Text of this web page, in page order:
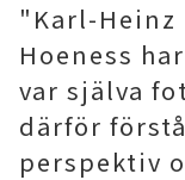
"Karl-Heinz
Hoeness
var själva
därför
perspektiv